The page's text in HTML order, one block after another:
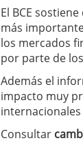
El BCE
más
los mercados
por parte de
Además el
impacto muy
Consultar